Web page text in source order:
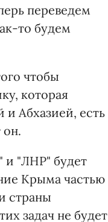
переведем
то будем
чтобы
которая
Абхазией, есть
он.
и "ЛНР" будет
Крыма частью
страны
задач не будет